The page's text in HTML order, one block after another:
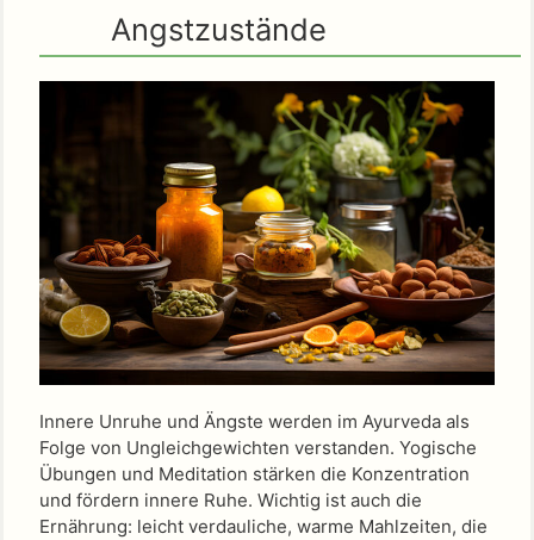
Angstzustände
Innere Unruhe und Ängste werden im Ayurveda als
Folge von Ungleichgewichten verstanden. Yogische
Übungen und Meditation stärken die Konzentration
und fördern innere Ruhe. Wichtig ist auch die
Ernährung: leicht verdauliche, warme Mahlzeiten, die